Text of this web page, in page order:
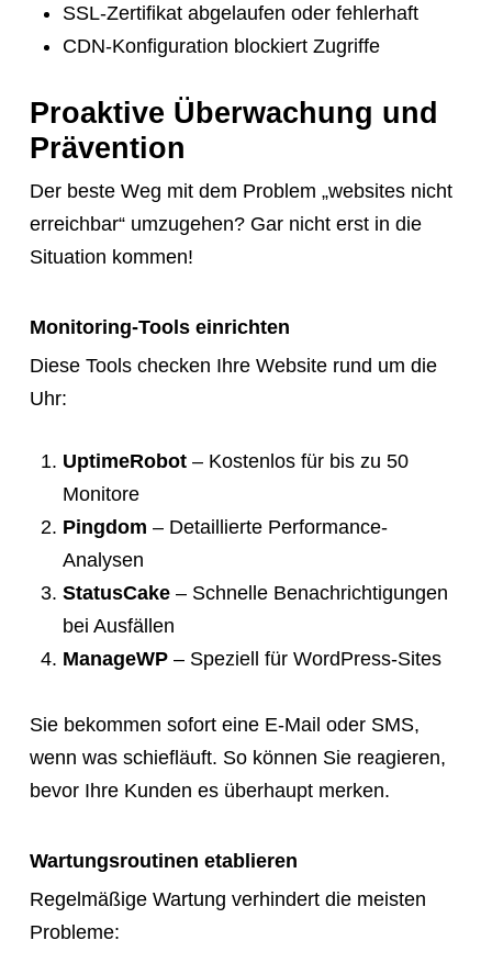
SSL-Zertifikat abgelaufen oder fehlerhaft
CDN-Konfiguration blockiert Zugriffe
Proaktive Überwachung und
Prävention
Der beste Weg mit dem Problem „websites nicht
erreichbar“ umzugehen? Gar nicht erst in die
Situation kommen!
Monitoring-Tools einrichten
Diese Tools checken Ihre Website rund um die
Uhr:
UptimeRobot– Kostenlos für bis zu 50
Monitore
Pingdom – Detaillierte Performance-
Analysen
StatusCake– Schnelle Benachrichtigungen
bei Ausfällen
ManageWP– Speziell für WordPress-Sites
Sie bekommen sofort eine E-Mail oder SMS,
wenn was schiefläuft. So können Sie reagieren,
bevor Ihre Kunden es überhaupt merken.
Wartungsroutinen etablieren
Regelmäßige Wartung verhindert die meisten
Probleme: